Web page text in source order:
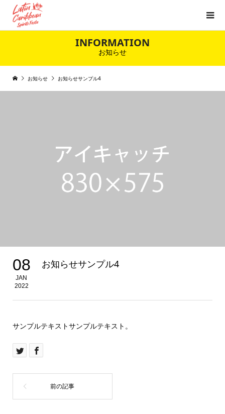
INFORMATION
お知らせ
お知らせ お知らせサンプル4
08
JAN
2022
お知らせサンプル4
サンプルテキストサンプルテキスト。